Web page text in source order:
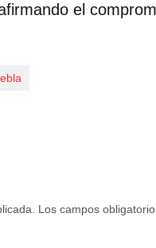
el
Los campos